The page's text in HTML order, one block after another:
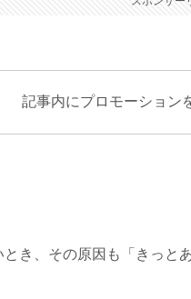
記事内にプロモーション
き、その原因も「きっと